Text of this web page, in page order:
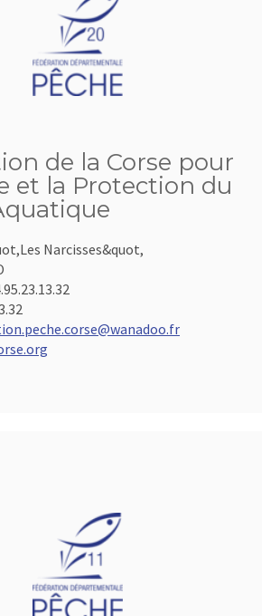
de la Corse pour
et la Protection du
Narcisses&quot,